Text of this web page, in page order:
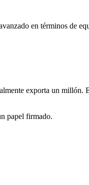
en términos de
exporta un millón.
papel firmado.